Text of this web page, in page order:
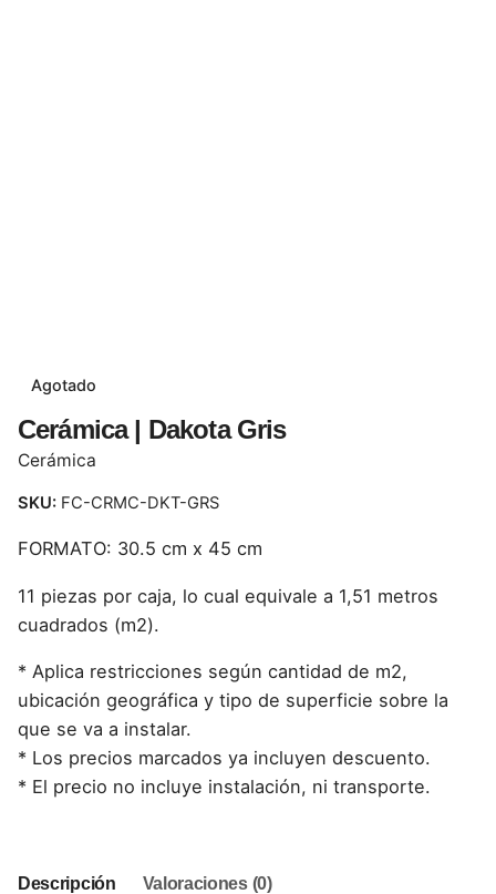
Agotado
Cerámica | Dakota Gris
Cerámica
SKU: FC-CRMC-DKT-GRS
FORMATO: 30.5 cm x 45 cm
11 piezas por caja, lo cual equivale a 1,51 metros
cuadrados (m2).
* Aplica restricciones según cantidad de m2,
ubicación geográfica y tipo de superficie sobre la
que se va a instalar.
* Los precios marcados ya incluyen descuento.
* El precio no incluye instalación, ni transporte.
Descripción Valoraciones (0)